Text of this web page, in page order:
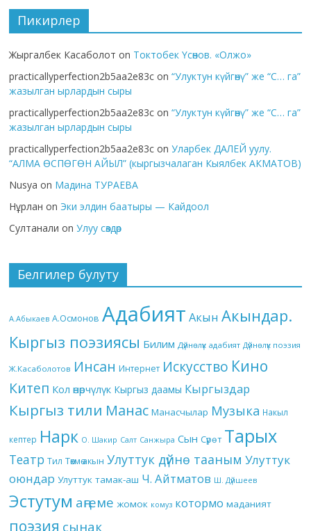
Пикирлер
Жыргалбек Касаболот on Токтобек Үсөнов. «Олжо»
practicallyperfection2b5aa2e83c on“Улуктун күйгөнү” же “С… га”
жазылган ырлардын сыры
practicallyperfection2b5aa2e83c on“Улуктун күйгөнү” же “С… га”
жазылган ырлардын сыры
practicallyperfection2b5aa2e83c onУларбек ДАЛЕЙ уулу.
“АЛМА ӨСПӨГӨН АЙЫЛ” (кыргызчалаган Кыялбек АКМАТОВ)
Nusya on Мадина ТУРАЕВА
Нұрлан on Эки элдин баатыры — Кайдоол
Султанали onУлуу сөздөр
Белгилер булуту
А.Абыкаев А.Осмонов Адабият Акын Акындар.
Кыргыз поэзиясы Билим Дүйнөлүк адабият Дүйнөлүк поэзия
Ж.Касаболотов Инсан Интернет Искусство Кино
Китеп Кол өнөрчүлүк Кыргыз даамы Кыргыздар
Кыргыз тили Манас Манасчылар Музыка Накыл
кептер Нарк О. Шакир Салт Санжыра Сын Сүрөт Тарых
Театр Тил Төкмө акын Улуттук дүйнө тааным Улуттук
оюндар Улуттук тамак-аш Ч. Айтматов Ш. Дүйшеев
Эстутум аңгеме жомок комуз котормо маданият
поэзия сынак